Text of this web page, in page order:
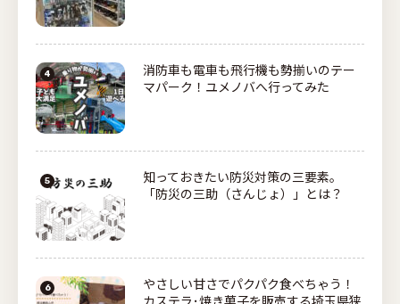
消防車も電車も飛行機も勢揃いのテー
マパーク！ユメノバへ行ってみた
知っておきたい防災対策の三要素。
「防災の三助（さんじょ）」とは？
やさしい甘さでパクパク食べちゃう！